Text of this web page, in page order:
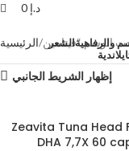
د.إ
الشعروالرفاهية الرئيسية
إظهار الشريط الجانبي
Zeavita Tuna Head
DHA 7,7X 60